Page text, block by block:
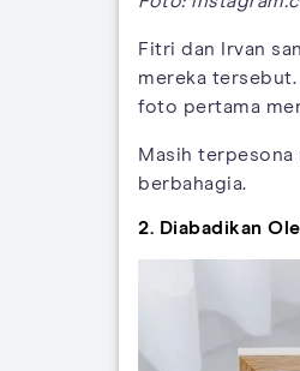
Fitri dan Irvan
mereka
foto pertama
Masih terpesona
berbahagia.
2. Diabadikan